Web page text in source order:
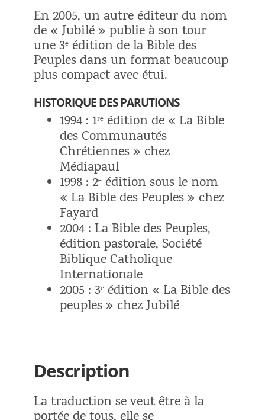
En 2005, un autre éditeur du nom
de « Jubilé » publie à son tour
une 3ᵉ édition de la Bible des
Peuples dans un format beaucoup
plus compact avec étui.
HISTORIQUE DES PARUTIONS
1994 : 1ʳᵉ édition de « La Bible
des Communautés
Chrétiennes » chez
Médiapaul
1998 : 2ᵉ édition sous le nom
« La Bible des Peuples » chez
Fayard
2004 : La Bible des Peuples,
édition pastorale, Société
Biblique Catholique
Internationale
2005 : 3ᵉ édition « La Bible des
peuples » chez Jubilé
Description
La traduction se veut être à la